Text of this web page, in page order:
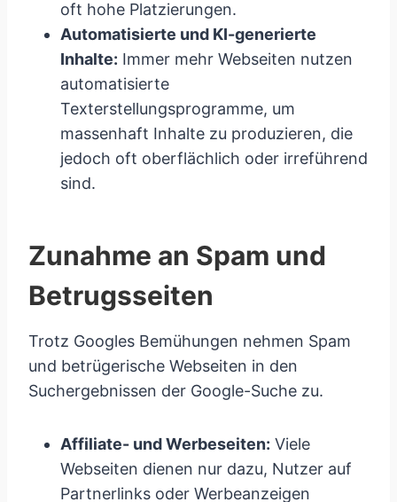
oft hohe Platzierungen.
Automatisierte und KI-generierte
Inhalte: Immer mehr Webseiten nutzen
automatisierte
Texterstellungsprogramme, um
massenhaft Inhalte zu produzieren, die
jedoch oft oberflächlich oder irreführend
sind.
Zunahme an Spam und
Betrugsseiten
Trotz Googles Bemühungen nehmen Spam
und betrügerische Webseiten in den
Suchergebnissen der Google-Suche zu.
Affiliate- und Werbeseiten: Viele
Webseiten dienen nur dazu, Nutzer auf
Partnerlinks oder Werbeanzeigen